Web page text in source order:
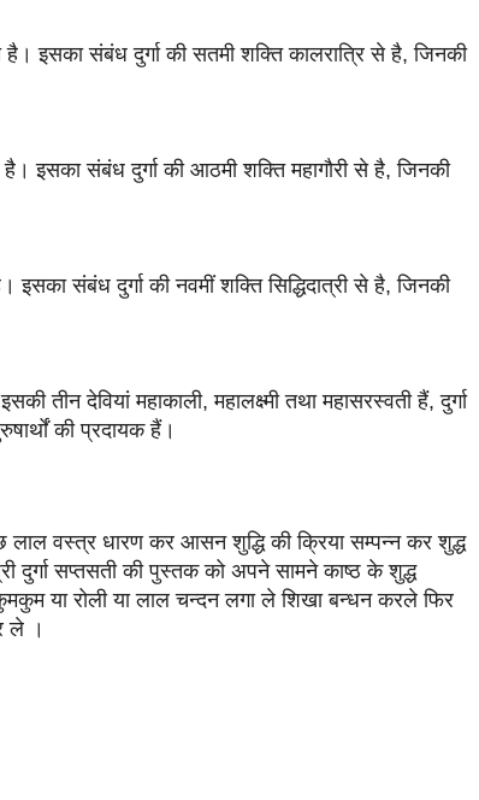
है। इसका संबंध दुर्गा की सतमी शक्ति कालरात्रि से है, जिनकी
है। इसका संबंध दुर्गा की आठमी शक्ति महागौरी से है, जिनकी
इसका संबंध दुर्गा की नवमीं शक्ति सिद्धिदात्री से है, जिनकी
तीन देवियां महाकाली, महालक्ष्मी तथा महासरस्वती हैं, दुर्गा
की प्रदायक हैं।
वस्त्र धारण कर आसन शुद्धि की क्रिया सम्पन्न कर शुद्ध
सप्तसती की पुस्तक को अपने सामने काष्ठ के शुद्ध
या रोली या लाल चन्दन लगा ले शिखा बन्धन करले फिर
ले ।